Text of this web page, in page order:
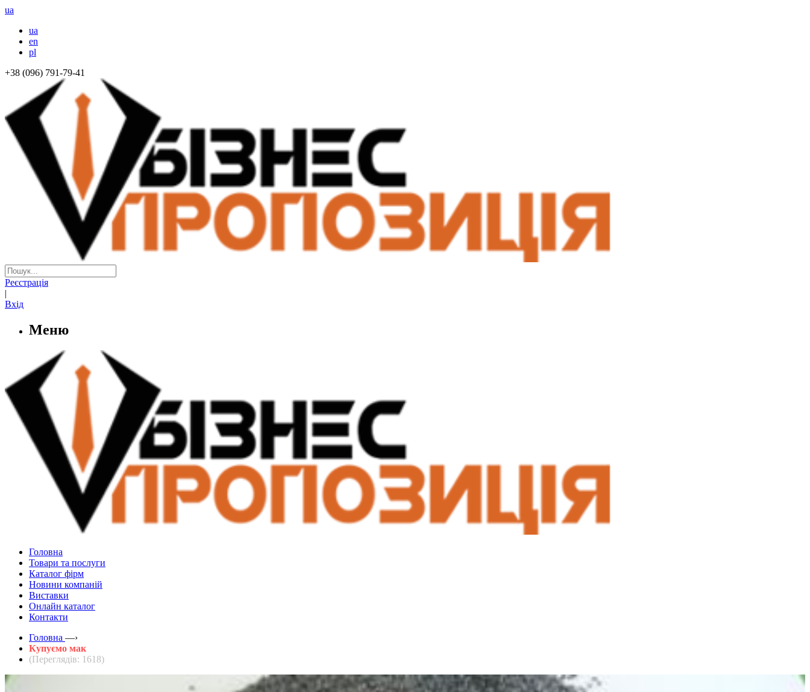
ua
ua
en
pl
+38 (096) 791-79-41
Реєстрація
|
Вхід
Меню
Головна
Товари та послуги
Каталог фірм
Новини компаній
Виставки
Онлайн каталог
Контакти
Головна —›
Купуємо мак
(Переглядів: 1618)